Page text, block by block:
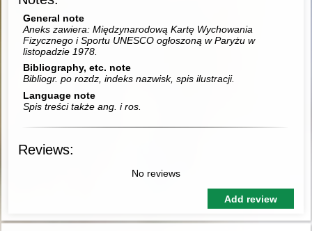
General note
Aneks zawiera: Międzynarodową Kartę Wychowania
Fizycznego i Sportu UNESCO ogłoszoną w Paryżu w
listopadzie 1978.
Bibliography, etc. note
Bibliogr. po rozdz, indeks nazwisk, spis ilustracji.
Language note
Spis treści także ang. i ros.
Reviews:
No reviews
Add review